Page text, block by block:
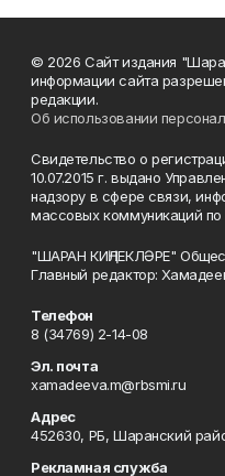
© 2026 Сайт издания
информации сайта
редакции.
Об использовании
Свидетельство о
10.07.2015 г. выдано
надзору в сфере связи,
массовых коммуникаций по
"ШАРАН КИҢЛЕКЛӘРЕ"
Главный редактор:
Телефон
8 (34769) 2-14-08
Эл. почта
xamadeeva.m@rbsmi.ru
Адрес
452630, РБ, Шаранский
Рекламная служба